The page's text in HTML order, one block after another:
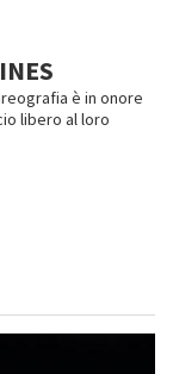
è in onore
libero al loro